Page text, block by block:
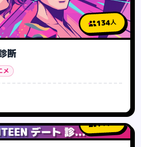
134人
断
メ
デート 診...
141人